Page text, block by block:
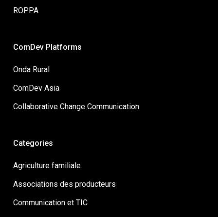
ROPPA
ComDev Platforms
Onda Rural
ComDev Asia
Collaborative Change Communication
Categories
Agriculture familiale
Associations des producteurs
Communication et TIC